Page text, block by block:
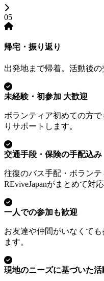
05
帰宅・振り返り
出発地まで帰着。活動後
未経験・初参加 大歓迎
ボランティア初めての方
りサポートします。
交通手段・保険の手配込み
往復のバス手配・ボランテ
REviveJapanがまとめて対応
一人での参加も歓迎
お友達や仲間がいなくて
ます。
現地のニーズに基づいた活